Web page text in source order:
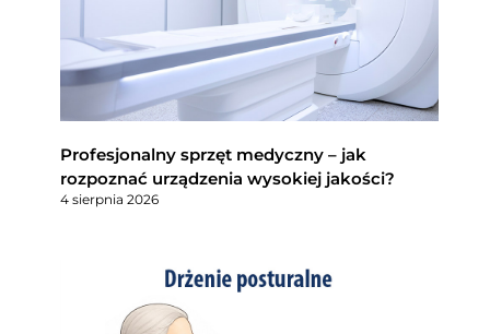
Profesjonalny sprzęt medyczny – jak
rozpoznać urządzenia wysokiej jakości?
4 sierpnia 2026